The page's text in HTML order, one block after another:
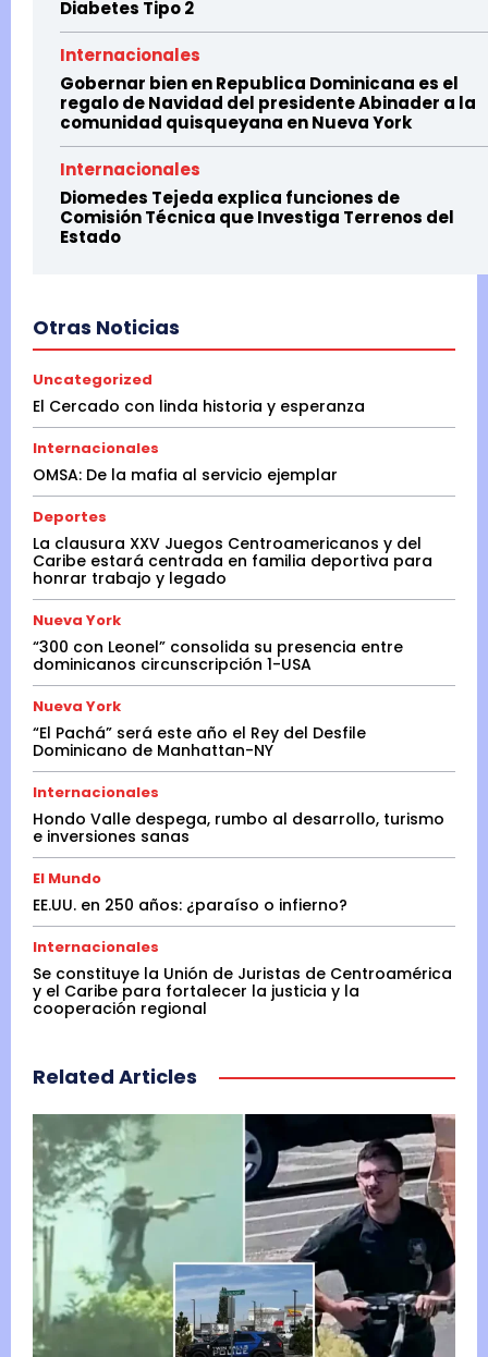
Diabetes Tipo 2
Internacionales
Gobernar bien en Republica Dominicana es el
regalo de Navidad del presidente Abinader a la
comunidad quisqueyana en Nueva York
Internacionales
Diomedes Tejeda explica funciones de
Comisión Técnica que Investiga Terrenos del
Estado
Otras Noticias
Uncategorized
El Cercado con linda historia y esperanza
Internacionales
OMSA: De la mafia al servicio ejemplar
Deportes
La clausura XXV Juegos Centroamericanos y del
Caribe estará centrada en familia deportiva para
honrar trabajo y legado
Nueva York
“300 con Leonel” consolida su presencia entre
dominicanos circunscripción 1-USA
Nueva York
“El Pachá” será este año el Rey del Desfile
Dominicano de Manhattan-NY
Internacionales
Hondo Valle despega, rumbo al desarrollo, turismo
e inversiones sanas
El Mundo
EE.UU. en 250 años: ¿paraíso o infierno?
Internacionales
Se constituye la Unión de Juristas de Centroamérica
y el Caribe para fortalecer la justicia y la
cooperación regional
Related Articles